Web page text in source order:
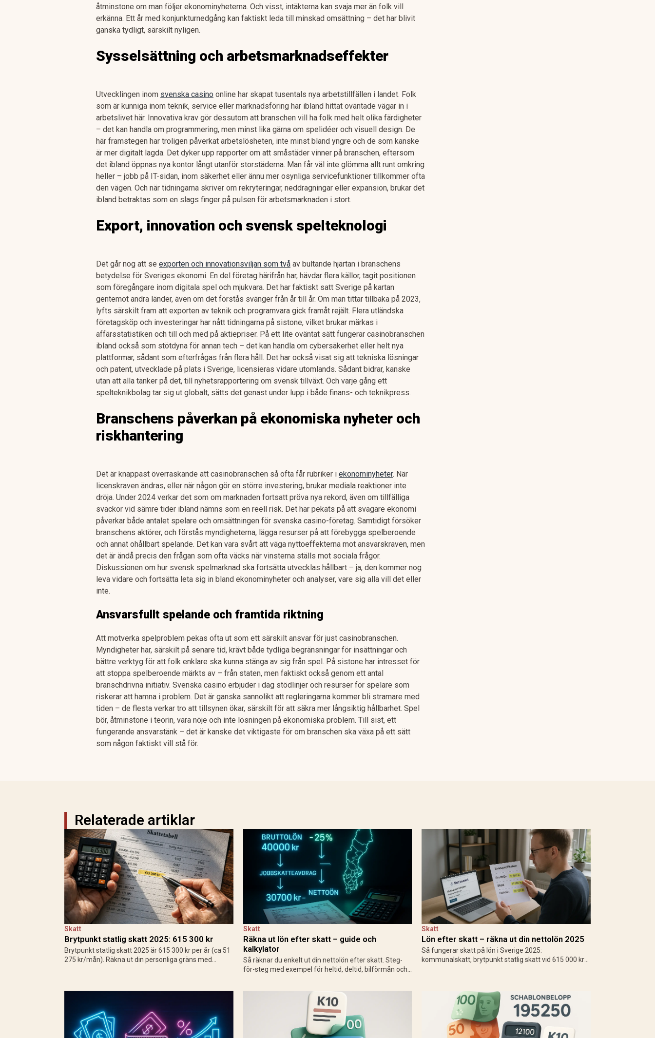
åtminstone om man följer ekonominyheterna. Och visst, intäkterna kan svaja mer än folk vill
erkänna. Ett år med konjunkturnedgång kan faktiskt leda till minskad omsättning – det har blivit
ganska tydligt, särskilt nyligen.
Sysselsättning och arbetsmarknadseffekter
Utvecklingen inom svenska casino online har skapat tusentals nya arbetstillfällen i landet. Folk
som är kunniga inom teknik, service eller marknadsföring har ibland hittat oväntade vägar in i
arbetslivet här. Innovativa krav gör dessutom att branschen vill ha folk med helt olika färdigheter
– det kan handla om programmering, men minst lika gärna om spelidéer och visuell design. De
här framstegen har troligen påverkat arbetslösheten, inte minst bland yngre och de som kanske
är mer digitalt lagda. Det dyker upp rapporter om att småstäder vinner på branschen, eftersom
det ibland öppnas nya kontor långt utanför storstäderna. Man får väl inte glömma allt runt omkring
heller – jobb på IT-sidan, inom säkerhet eller ännu mer osynliga servicefunktioner tillkommer ofta
den vägen. Och när tidningarna skriver om rekryteringar, neddragningar eller expansion, brukar det
ibland betraktas som en slags finger på pulsen för arbetsmarknaden i stort.
Export, innovation och svensk spelteknologi
Det går nog att se exporten och innovationsviljan som två av bultande hjärtan i branschens
betydelse för Sveriges ekonomi. En del företag härifrån har, hävdar flera källor, tagit positionen
som föregångare inom digitala spel och mjukvara. Det har faktiskt satt Sverige på kartan
gentemot andra länder, även om det förstås svänger från år till år. Om man tittar tillbaka på 2023,
lyfts särskilt fram att exporten av teknik och programvara gick framåt rejält. Flera utländska
företagsköp och investeringar har nått tidningarna på sistone, vilket brukar märkas i
affärsstatistiken och till och med på aktiepriser. På ett lite oväntat sätt fungerar casinobranschen
ibland också som stötdyna för annan tech – det kan handla om cybersäkerhet eller helt nya
plattformar, sådant som efterfrågas från flera håll. Det har också visat sig att tekniska lösningar
och patent, utvecklade på plats i Sverige, licensieras vidare utomlands. Sådant bidrar, kanske
utan att alla tänker på det, till nyhetsrapportering om svensk tillväxt. Och varje gång ett
spelteknikbolag tar sig ut globalt, sätts det genast under lupp i både finans- och teknikpress.
Branschens påverkan på ekonomiska nyheter och
riskhantering
Det är knappast överraskande att casinobranschen så ofta får rubriker i ekonominyheter. När
licenskraven ändras, eller när någon gör en större investering, brukar mediala reaktioner inte
dröja. Under 2024 verkar det som om marknaden fortsatt pröva nya rekord, även om tillfälliga
svackor vid sämre tider ibland nämns som en reell risk. Det har pekats på att svagare ekonomi
påverkar både antalet spelare och omsättningen för svenska casino-företag. Samtidigt försöker
branschens aktörer, och förstås myndigheterna, lägga resurser på att förebygga spelberoende
och annat ohållbart spelande. Det kan vara svårt att väga nyttoeffekterna mot ansvarskraven, men
det är ändå precis den frågan som ofta väcks när vinsterna ställs mot sociala frågor.
Diskussionen om hur svensk spelmarknad ska fortsätta utvecklas hållbart – ja, den kommer nog
leva vidare och fortsätta leta sig in bland ekonominyheter och analyser, vare sig alla vill det eller
inte.
Ansvarsfullt spelande och framtida riktning
Att motverka spelproblem pekas ofta ut som ett särskilt ansvar för just casinobranschen.
Myndigheter har, särskilt på senare tid, krävt både tydliga begränsningar för insättningar och
bättre verktyg för att folk enklare ska kunna stänga av sig från spel. På sistone har intresset för
att stoppa spelberoende märkts av – från staten, men faktiskt också genom ett antal
branschdrivna initiativ. Svenska casino erbjuder i dag stödlinjer och resurser för spelare som
riskerar att hamna i problem. Det är ganska sannolikt att regleringarna kommer bli stramare med
tiden – de flesta verkar tro att tillsynen ökar, särskilt för att säkra mer långsiktig hållbarhet. Spel
bör, åtminstone i teorin, vara nöje och inte lösningen på ekonomiska problem. Till sist, ett
fungerande ansvarstänk – det är kanske det viktigaste för om branschen ska växa på ett sätt
som någon faktiskt vill stå för.
Relaterade artiklar
Brytpunkt statlig skatt 2025: 615 300 kr
Skatt
Brytpunkt statlig skatt 2025 är 615 300 kr per år (ca 51
275 kr/mån). Räkna ut din personliga gräns med
Räkna ut lön efter skatt – guide och
kalkylator
Skatt
Så räknar du enkelt ut din nettolön efter skatt. Steg-
för-steg med exempel för heltid, deltid, bilförmån och
Lön efter skatt – räkna ut din nettolön 2025
Skatt
Så fungerar skatt på lön i Sverige 2025:
kommunalskatt, brytpunkt statlig skatt vid 615 000 kr/